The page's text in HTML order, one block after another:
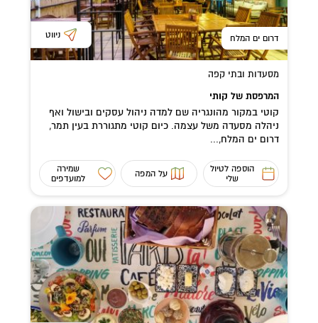
דרום ים המלח ניווט
מסעדות ובתי קפה
המרפסת של קותי
קוטי במקור מהונגריה שם למדה ניהול עסקים ובישול ואף
ניהלה מסעדה משל עצמה. כיום קוטי מתגוררת בעין תמר,
דרום ים המלח,...
הוספה לטיול
שלי
על המפה
שמירה
למועדפים